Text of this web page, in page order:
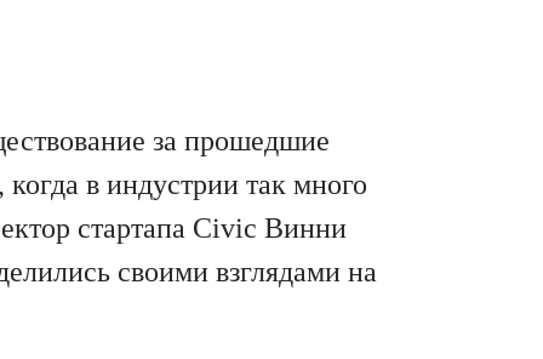
за прошедшие
в индустрии так много
стартапа Civic Винни
своими взглядами на